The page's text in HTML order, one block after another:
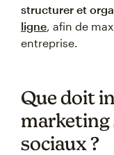
structurer et
ligne, afin de
entreprise.
Que doit
marketing
sociaux ?